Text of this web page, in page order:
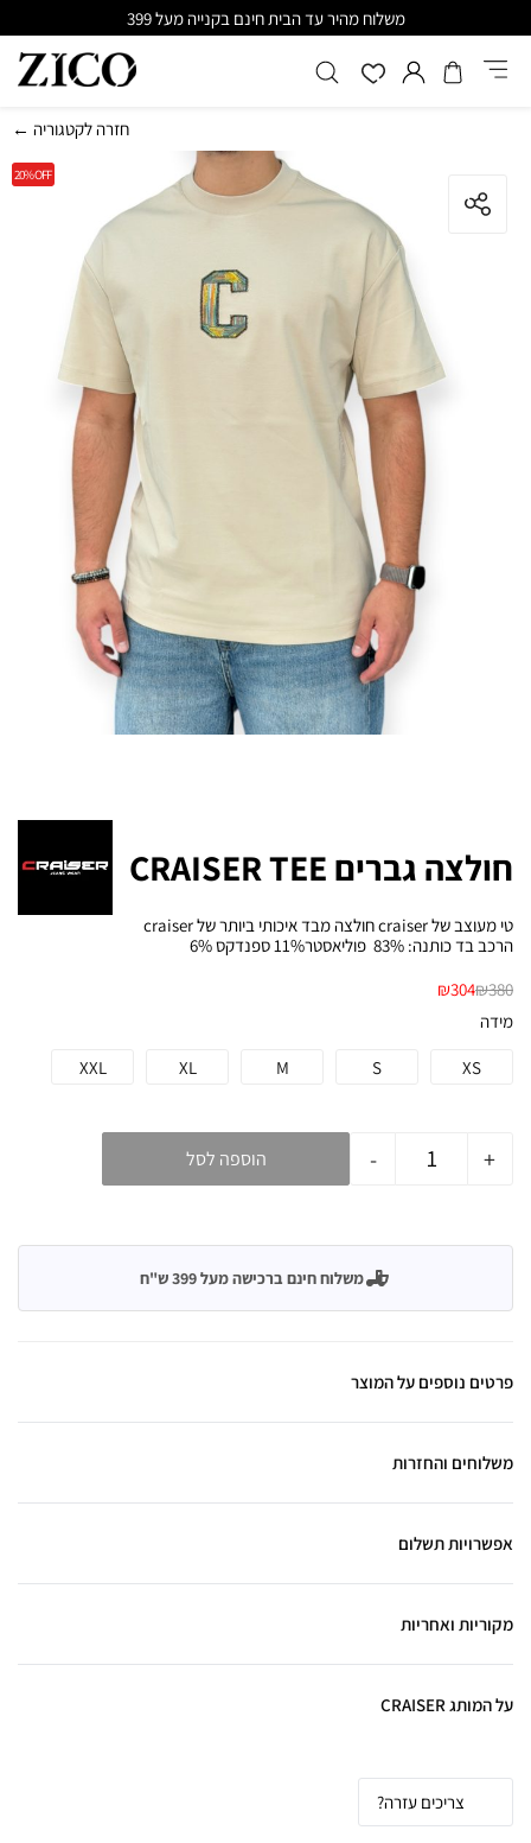
משלוח מהיר עד הבית חינם בקנייה מעל 399
← חזרה לקטגוריה
20%OFF
חולצה גברים CRAISER TEE
טי מעוצב של craiser חולצה מבד איכותי ביותר של craiser
הרכב בד כותנה: 83% פוליאסטר11% ספנדקס 6%
₪380
₪304
מידה
XS
S
M
XL
XXL
- + הוספה לסל
משלוח חינם ברכישה מעל 399 ש"ח
פרטים נוספים על המוצר
משלוחים והחזרות
אפשרויות תשלום
מקוריות ואחריות
על המותג CRAISER
צריכים עזרה?